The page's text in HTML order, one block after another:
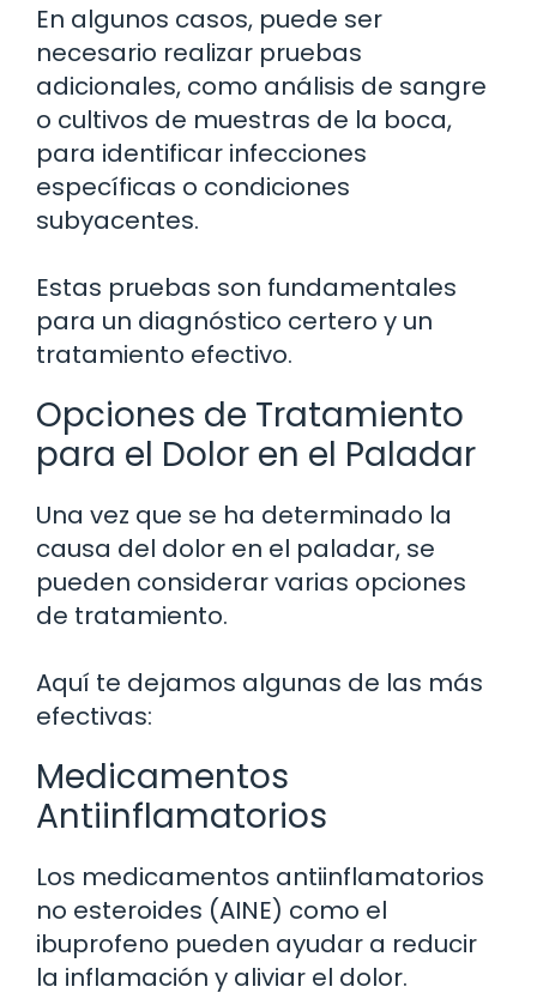
En algunos casos, puede ser
necesario realizar pruebas
adicionales, como análisis de sangre
o cultivos de muestras de la boca,
para identificar infecciones
específicas o condiciones
subyacentes.
Estas pruebas son fundamentales
para un diagnóstico certero y un
tratamiento efectivo.
Opciones de Tratamiento
para el Dolor en el Paladar
Una vez que se ha determinado la
causa del dolor en el paladar, se
pueden considerar varias opciones
de tratamiento.
Aquí te dejamos algunas de las más
efectivas:
Medicamentos
Antiinflamatorios
Los medicamentos antiinflamatorios
no esteroides (AINE) como el
ibuprofeno pueden ayudar a reducir
la inflamación y aliviar el dolor.